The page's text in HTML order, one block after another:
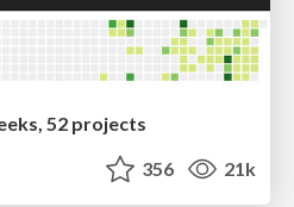
52 projects
356 21k